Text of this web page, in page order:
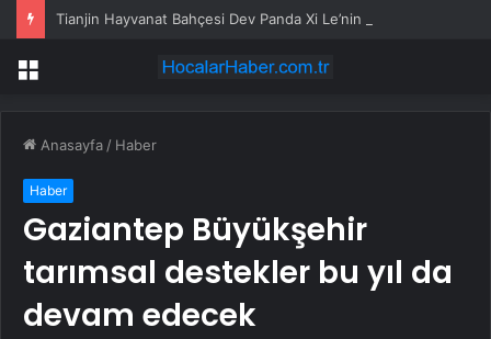
Menü
Anasayfa / Haber
Haber
Gaziantep Büyükşehir
tarımsal destekler bu yıl da
devam edecek